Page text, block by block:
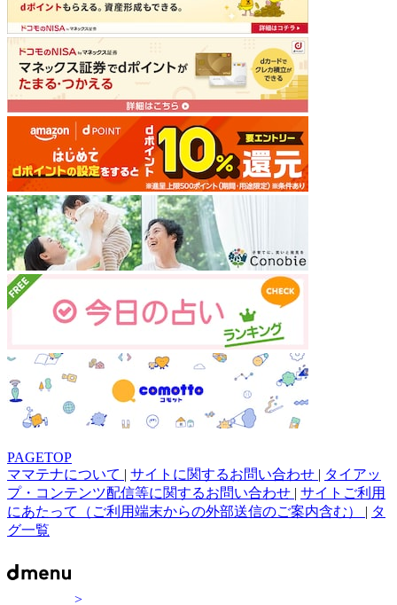
PAGETOP
ママテナについて | サイトに関するお問い合わせ | タイアッ
プ・コンテンツ配信等に関するお問い合わせ | サイトご利用
にあたって（ご利用端末からの外部送信のご案内含む） | タ
グ一覧
>